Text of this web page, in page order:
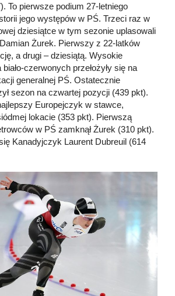
To pierwsze podium 27-letniego
jego występów w PŚ. Trzeci raz w
dziesiątce w tym sezonie uplasowali
Żurek. Pierwszy z 22-latków
a drugi – dziesiątą. Wysokie
czerwonych przełożyły się na
generalnej PŚ. Ostatecznie
sezon na czwartej pozycji (439 pkt).
Europejczyk w stawce,
lokacie (353 pkt). Pierwszą
w PŚ zamknął Żurek (310 pkt).
Kanadyjczyk Laurent Dubreuil (614